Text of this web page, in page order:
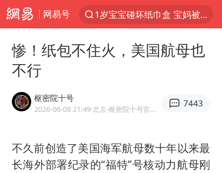
网易号
以“新”破局 首发经济点亮城市消费活力
台风白海豚逼近 暴雨大暴雨来袭
中国稀土盘中涨停
日本广岛民众举行游行反对政府行径
21楼高空抛物嫌疑人被拘留
惨！纸包不住火，美国航母也
不行
枢密院十号
2026-06-08 21:49·北京 ·枢密院十号官方网易号
7443
不久前创造了美国海军航母数十年以来最
长海外部署纪录的“福特”号核动力航母刚